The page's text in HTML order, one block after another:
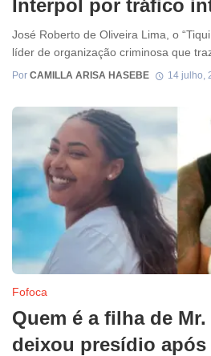
Interpol por tráfico
José Roberto de Oliveira Lima, o
líder de organização criminosa que
Por CAMILLA ARISA HASEBE 14 julho,
Fofoca
Quem é a filha de
deixou presídio após